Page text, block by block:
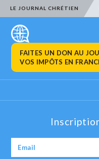
LE JOURNAL CHRÉTIEN
FAITES UN DON AU
VOS IMPÔTS EN